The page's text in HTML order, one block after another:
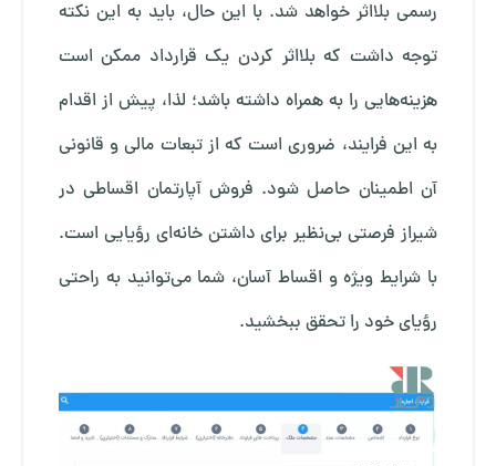
رسمی بلااثر خواهد شد. با این حال، باید به این نکته
توجه داشت که بلااثر کردن یک قرارداد ممکن است
هزینه‌هایی را به همراه داشته باشد؛ لذا، پیش از اقدام
به این فرایند، ضروری است که از تبعات مالی و قانونی
آن اطمینان حاصل شود. فروش آپارتمان اقساطی در
شیرازفرصتی بی‌نظیر برای داشتن خانه‌ای رؤیایی است.
با شرایط ویژه و اقساط آسان، شما می‌توانید به راحتی
رؤیای خود را تحقق ببخشید.